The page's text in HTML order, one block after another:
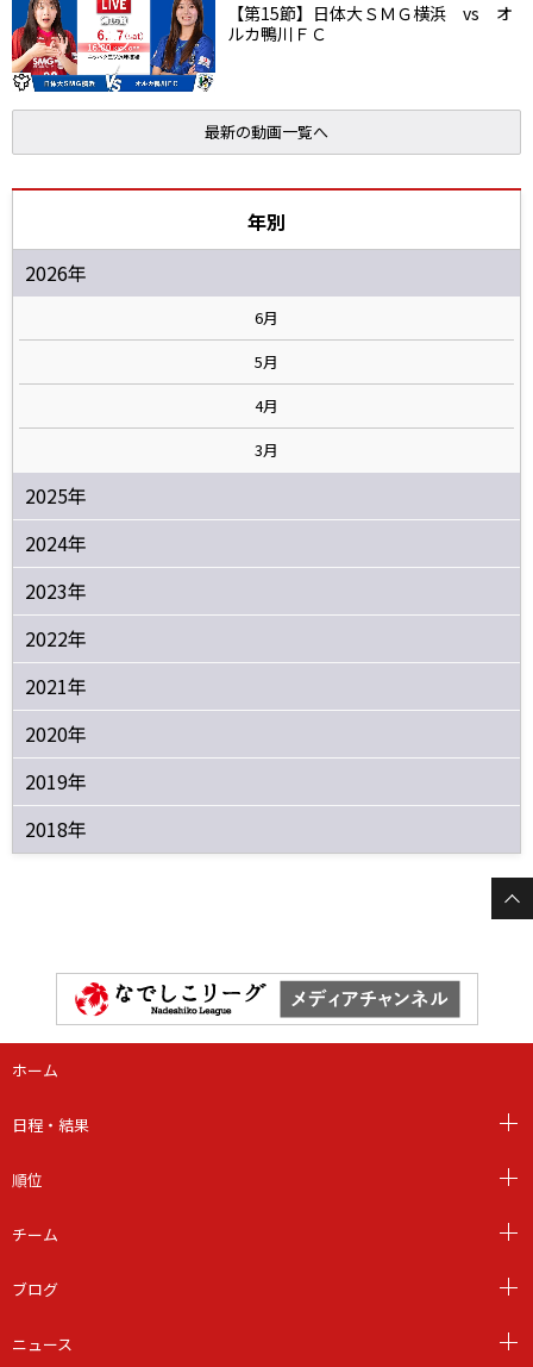
【第15節】日体大ＳＭＧ横浜 vs オ
ルカ鴨川ＦＣ
最新の動画一覧へ
年別
2026年
6月
5月
4月
3月
2025年
2024年
2023年
2022年
2021年
2020年
2019年
2018年
ホーム
日程・結果
順位
チーム
ブログ
ニュース